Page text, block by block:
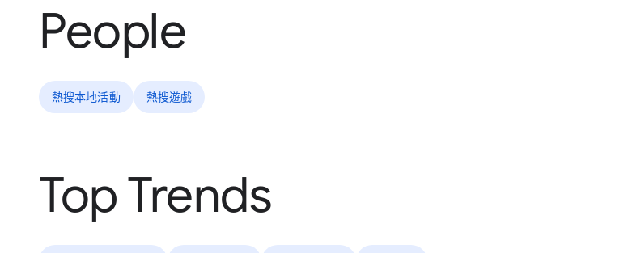
People
熱搜本地活動 熱搜遊戲
Top Trends